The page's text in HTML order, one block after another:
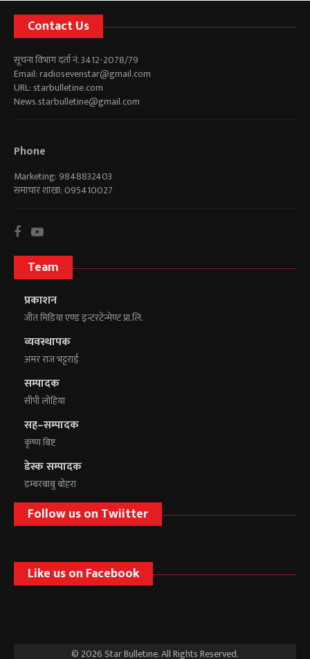
Contact Us
सूचना विभाग दर्ता नं. 3412-2078/79
Email:radiosevenstar@gmail.com
URL: starbulletine.com
News.starbulletine@gmail.com
Phone
Marketing: 9848832403
समाचार शाखा: 095410027
Team
प्रकाशन
जीत मिडिया एण्ड इन्टरटेन्मेण्ट प्रा.लि.
व्यवस्थापक
अमर राज भट्टराई
सम्पादक
सीपी लोहिया
सह–सम्पादक
कृष्ण बिष्ट
डेस्क सम्पादक
डम्बरबाबु बोहरा
Follow us on Twiitter
Like us on Facebook
© 2026 Star Bulletine. All Rights Reserved.